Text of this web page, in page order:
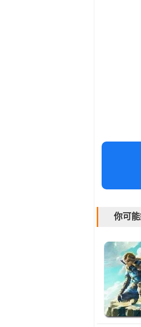
你可